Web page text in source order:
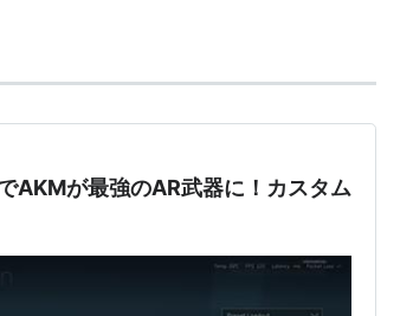
AKMが最強のAR武器に！カスタム